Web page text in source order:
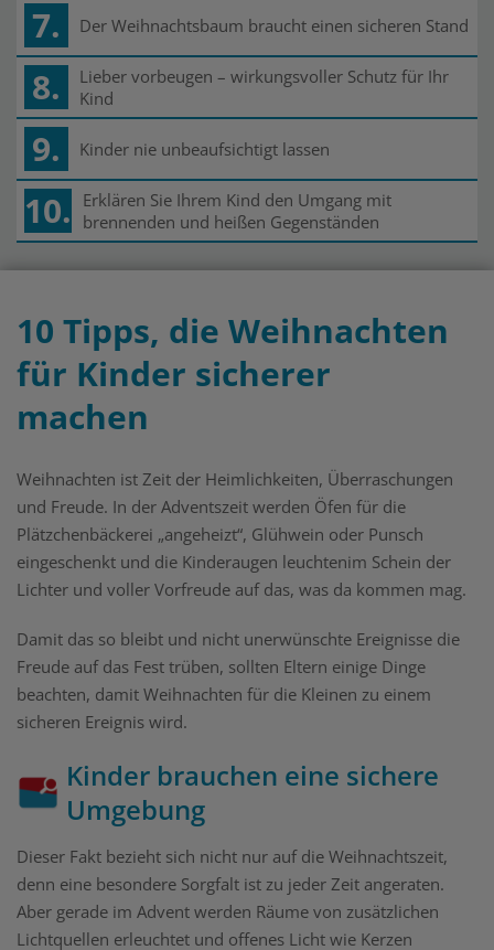
7. Der Weihnachtsbaum braucht einen sicheren Stand
8.
Lieber vorbeugen – wirkungsvoller Schutz für Ihr
Kind
9. Kinder nie unbeaufsichtigt lassen
10.
Erklären Sie Ihrem Kind den Umgang mit
brennenden und heißen Gegenständen
10 Tipps, die Weihnachten
für Kinder sicherer
machen
Weihnachten ist Zeit der Heimlichkeiten, Überraschungen
und Freude. In der Adventszeit werden Öfen für die
Plätzchenbäckerei „angeheizt“, Glühwein oder Punsch
eingeschenkt und die Kinderaugen leuchtenim Schein der
Lichter und voller Vorfreude auf das, was da kommen mag.
Damit das so bleibt und nicht unerwünschte Ereignisse die
Freude auf das Fest trüben, sollten Eltern einige Dinge
beachten, damit Weihnachten für die Kleinen zu einem
sicheren Ereignis wird.
Kinder brauchen eine sichere
Umgebung
Dieser Fakt bezieht sich nicht nur auf die Weihnachtszeit,
denn eine besondere Sorgfalt ist zu jeder Zeit angeraten.
Aber gerade im Advent werden Räume von zusätzlichen
Lichtquellen erleuchtet und offenes Licht wie Kerzen